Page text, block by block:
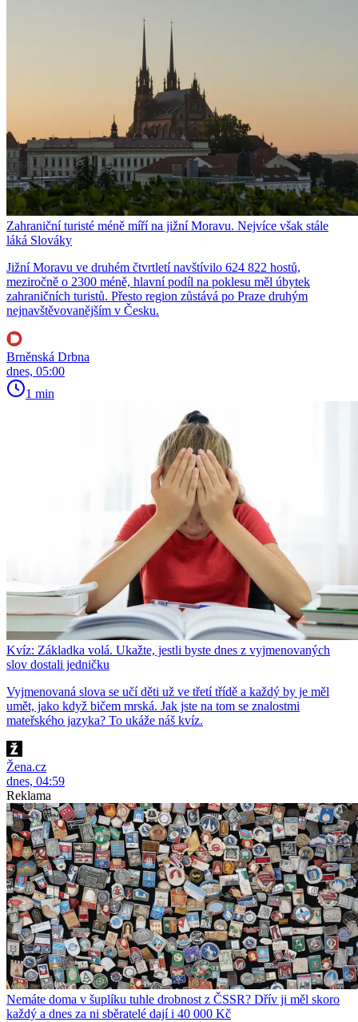
Zahraniční turisté méně míří na jižní Moravu. Nejvíce však stále
láká Slováky
Jižní Moravu ve druhém čtvrtletí navštívilo 624 822 hostů,
meziročně o 2300 méně, hlavní podíl na poklesu měl úbytek
zahraničních turistů. Přesto region zůstává po Praze druhým
nejnavštěvovanějším v Česku.
Brněnská Drbna
dnes, 05:00
1 min
Kvíz: Základka volá. Ukažte, jestli byste dnes z vyjmenovaných
slov dostali jedničku
Vyjmenovaná slova se učí děti už ve třetí třídě a každý by je měl
umět, jako když bičem mrská. Jak jste na tom se znalostmi
mateřského jazyka? To ukáže náš kvíz.
Žena.cz
dnes, 04:59
Reklama
Nemáte doma v šuplíku tuhle drobnost z ČSSR? Dřív ji měl skoro
každý a dnes za ni sběratelé dají i 40 000 Kč